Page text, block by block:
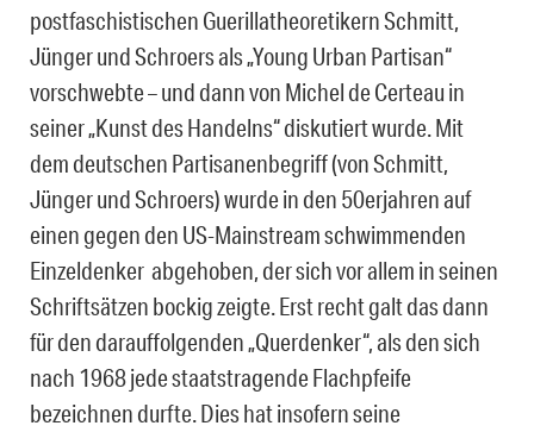
postfaschistischen Guerillatheoretikern Schmitt,
Jünger und Schroers als „Young Urban Partisan“
vorschwebte – und dann von Michel de Certeau in
seiner „Kunst des Handelns“ diskutiert wurde. Mit
dem deutschen Partisanenbegriff (von Schmitt,
Jünger und Schroers) wurde in den 50erjahren auf
einen gegen den US-Mainstream schwimmenden
Einzeldenker abgehoben, der sich vor allem in seinen
Schriftsätzen bockig zeigte. Erst recht galt das dann
für den darauffolgenden „Querdenker“, als den sich
nach 1968 jede staatstragende Flachpfeife
bezeichnen durfte. Dies hat insofern seine